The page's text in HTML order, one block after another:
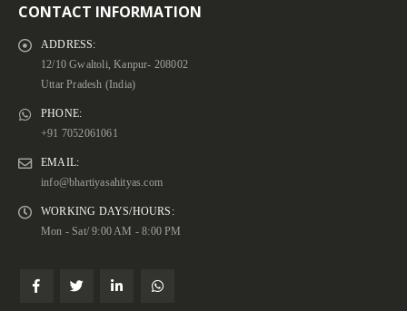
CONTACT INFORMATION
ADDRESS:
12/10 Gwaltoli, Kanpur- 208002
Uttar Pradesh (India)
PHONE:
+91 7052061061
EMAIL:
info@bhartiyasahityas.com
WORKING DAYS/HOURS:
Mon - Sat/ 9:00 AM - 8:00 PM